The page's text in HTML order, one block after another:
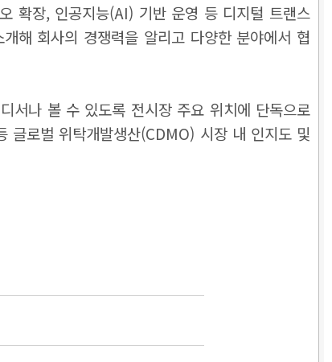
확장, 인공지능(AI) 기반 운영 등 디지털 트랜스
해 회사의 경쟁력을 알리고 다양한 분야에서 협
서나 볼 수 있도록 전시장 주요 위치에 단독으로
글로벌 위탁개발생산(CDMO) 시장 내 인지도 및